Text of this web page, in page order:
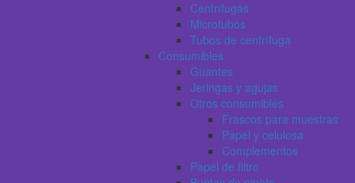
Centrífugas
Microtubos
Tubos de centrífuga
Consumibles
Guantes
Jeringas y agujas
Otros consumibles
Frascos para muestras
Papel y celulosa
Complementos
Papel de filtro